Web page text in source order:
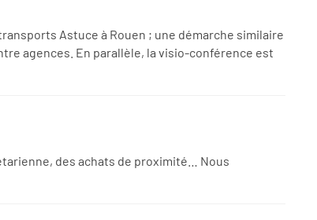
Astuce à Rouen ; une démarche similaire
agences. En parallèle, la visio-conférence est
des achats de proximité… Nous